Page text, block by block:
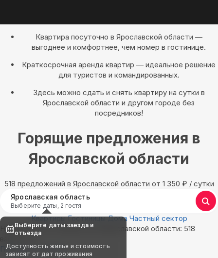
Квартира посуточно в Ярославской области —
выгоднее и комфортнее, чем номер в гостинице.
Краткосрочная аренда квартир — идеальное решение
для туристов и командированных.
Здесь можно сдать и снять квартиру на сутки в
Ярославской области и другом городе без
посредников!
Горящие предложения в
Ярославской области
518 предложений в Ярославской области oт 1 350 ₽ / сутки
Ярославская область
Выберите даты, 2 гостя
Квартиры Гостиницы Дома Частный сектор
Найдём, где остановиться в Ярославской области: 518
вариантов
Показать на карте
Выберите даты заезда и
отъезда
Доступность жилья и стоимость
зависят от дат проживания